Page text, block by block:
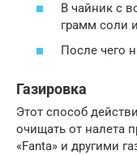
В чайник с
грамм соли
После чего
Газировка
Этот способ
очищать от налета
«Fanta» и другими